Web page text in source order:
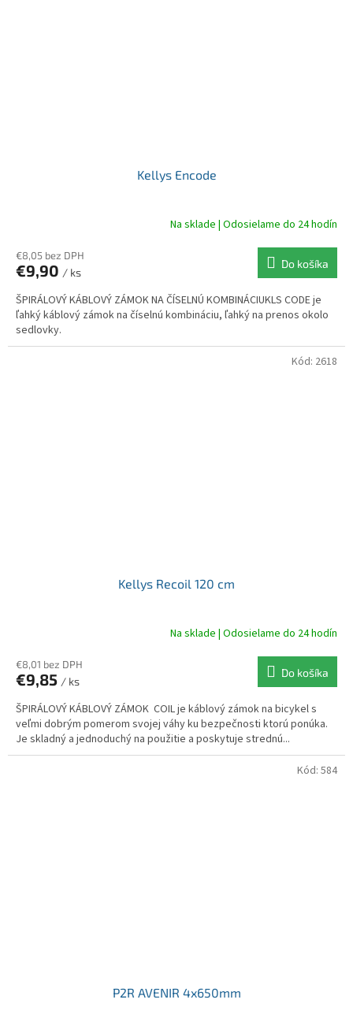
Kellys Encode
Na sklade | Odosielame do 24 hodín
€8,05 bez DPH
€9,90 / ks
Do košíka
ŠPIRÁLOVÝ KÁBLOVÝ ZÁMOK NA ČÍSELNÚ KOMBINÁCIUKLS CODE je
ľahký káblový zámok na číselnú kombináciu, ľahký na prenos okolo
sedlovky.
Kellys Recoil 120 cm
Na sklade | Odosielame do 24 hodín
€8,01 bez DPH
€9,85 / ks
Do košíka
ŠPIRÁLOVÝ KÁBLOVÝ ZÁMOK COIL je káblový zámok na bicykel s
veľmi dobrým pomerom svojej váhy ku bezpečnosti ktorú ponúka.
Je skladný a jednoduchý na použitie a poskytuje strednú...
Kód: 2618
P2R AVENIR 4x650mm
Kód: 584